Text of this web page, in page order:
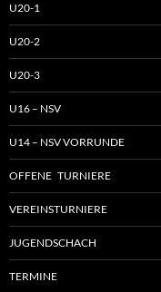
U20-1
U20-2
U20-3
U16 – NSV
U14 – NSV VORRUNDE
OFFENE TURNIERE
VEREINSTURNIERE
JUGENDSCHACH
TERMINE